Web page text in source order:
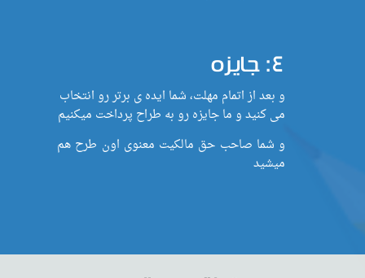
۴: جایزه
و بعد از اتمام مهلت، شما ایده ی برتر رو انتخاب
می کنید و ما جایزه رو به طراح پرداخت میکنیم
و شما صاحب حق مالکیت معنوی اون طرح هم
میشید